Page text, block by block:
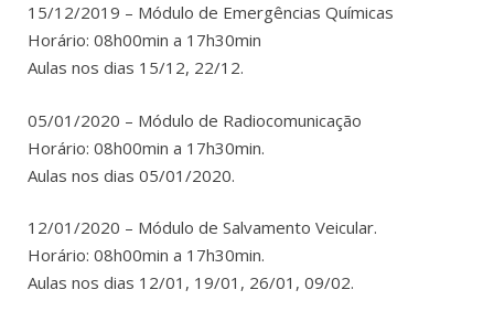
15/12/2019 – Módulo de Emergências Químicas
Horário: 08h00min a 17h30min
Aulas nos dias 15/12, 22/12.
05/01/2020 – Módulo de Radiocomunicação
Horário: 08h00min a 17h30min.
Aulas nos dias 05/01/2020.
12/01/2020 – Módulo de Salvamento Veicular.
Horário: 08h00min a 17h30min.
Aulas nos dias 12/01, 19/01, 26/01, 09/02.